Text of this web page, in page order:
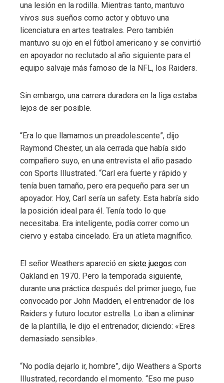
una lesión en la rodilla. Mientras tanto, mantuvo
vivos sus sueños como actor y obtuvo una
licenciatura en artes teatrales. Pero también
mantuvo su ojo en el fútbol americano y se convirtió
en apoyador no reclutado al año siguiente para el
equipo salvaje más famoso de la NFL, los Raiders.
Sin embargo, una carrera duradera en la liga estaba
lejos de ser posible.
“Era lo que llamamos un preadolescente”, dijo
Raymond Chester, un ala cerrada que había sido
compañero suyo, en una entrevista el año pasado
con Sports Illustrated. “Carl era fuerte y rápido y
tenía buen tamaño, pero era pequeño para ser un
apoyador. Hoy, Carl sería un safety. Esta habría sido
la posición ideal para él. Tenía todo lo que
necesitaba. Era inteligente, podía correr como un
ciervo y estaba cincelado. Era un atleta magnífico.
El señor Weathers apareció en siete juegos con
Oakland en 1970. Pero la temporada siguiente,
durante una práctica después del primer juego, fue
convocado por John Madden, el entrenador de los
Raiders y futuro locutor estrella. Lo iban a eliminar
de la plantilla, le dijo el entrenador, diciendo: «Eres
demasiado sensible».
“No podía dejarlo ir, hombre”, dijo Weathers a Sports
Illustrated, recordando el momento. “Eso me puso